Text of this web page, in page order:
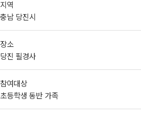
지역
충남 당진시
장소
당진 필경사
참여대상
초등학생 동반 가족